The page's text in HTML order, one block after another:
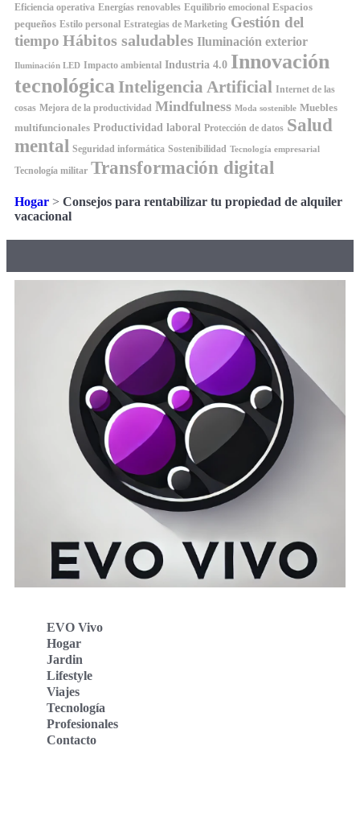
Eficiencia operativa Energías renovables Equilibrio emocional Espacios
pequeños Estilo personal Estrategias de Marketing Gestión del
tiempo Hábitos saludables Iluminación exterior
Iluminación LED Impacto ambiental Industria 4.0 Innovación
tecnológica Inteligencia Artificial Internet de las
cosas Mejora de la productividad Mindfulness Moda sostenible Muebles
multifuncionales Productividad laboral Protección de datos Salud
mental Seguridad informática Sostenibilidad Tecnología empresarial
Tecnología militar Transformación digital
Hogar > Consejos para rentabilizar tu propiedad de alquiler
vacacional
EVO Vivo
Hogar
Jardin
Lifestyle
Viajes
Tecnología
Profesionales
Contacto